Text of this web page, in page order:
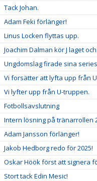
Tack Johan.
Adam Feki förlänger!
Linus Locken flyttas upp.
Joachim Dalman kör J laget
Ungdomslag firade sina
Vi forsätter att lyfta upp från
Vi lyfter upp från U-truppen.
Fotbollsavslutning
Intern lösning på tränarrollen
Adam Jansson förlänger!
Jakob Hedborg redo för 2025!
Oskar Höök först att signera
Stort tack Edin Mesic!